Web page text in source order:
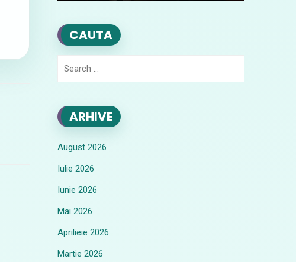
CAUTA
ARHIVE
August 2026
Iulie 2026
Iunie 2026
Mai 2026
Aprilieie 2026
Martie 2026